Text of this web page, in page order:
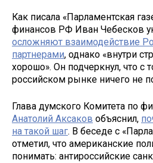
Как писала «Парламентская
финансов РФ Иван Чебесков
осложняют взаимодействие
партнерами, однако «внутри
хорошо». Он подчеркнул, что с
российском рынке ничего не
Глава думского Комитета по
Анатолий Аксаков объяснил,
на такой шаг. В беседе с
отметил, что американские
понимать: антироссийские